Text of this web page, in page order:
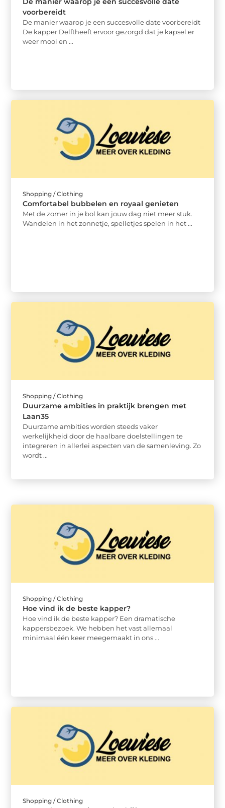
voorbereidt
De manier waarop je een succesvolle date voorbereidt
De kapper Delftheeft ervoor gezorgd dat je kapsel er
weer mooi en ...
Shopping / Clothing
Comfortabel bubbelen en royaal genieten
Met de zomer in je bol kan jouw dag niet meer stuk.
Wandelen in het zonnetje, spelletjes spelen in het ...
Shopping / Clothing
Duurzame ambities in praktijk brengen met
Laan35
Duurzame ambities worden steeds vaker
werkelijkheid door de haalbare doelstellingen te
integreren in allerlei aspecten van de samenleving. Zo
wordt ...
Shopping / Clothing
Hoe vind ik de beste kapper?
Hoe vind ik de beste kapper? Een dramatische
kappersbezoek. We hebben het vast allemaal
minimaal één keer meegemaakt in ons ...
Shopping / Clothing